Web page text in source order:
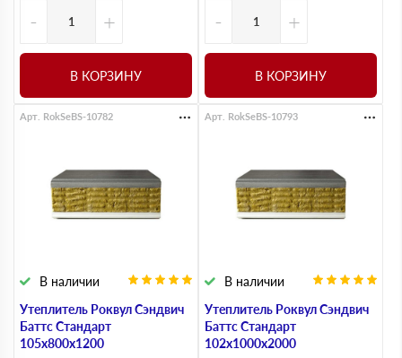
- +
В КОРЗИНУ
- +
В КОРЗИНУ
Утеплитель Роквул Сэндвич
Баттс Стандарт
105х800х1200
В наличии
Арт. RokSeBS-10782
Утеплитель Роквул Сэндвич
Баттс Стандарт
102х1000х2000
В наличии
Арт. RokSeBS-10793